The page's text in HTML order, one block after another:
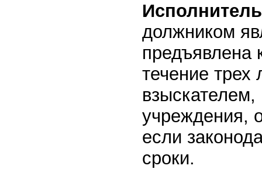
должником
предъявлена
течение
учреждения,
если
сроки.